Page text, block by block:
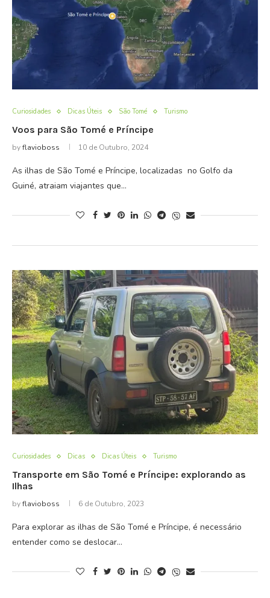
Curiosidades Dicas Úteis São Tomé Turismo
Voos para São Tomé e Príncipe
byflavioboss 10 de Outubro, 2024
As ilhas de São Tomé e Príncipe, localizadas no Golfo da
Guiné, atraiam viajantes que…
Curiosidades Dicas Dicas Úteis Turismo
Transporte em São Tomé e Príncipe: explorando as
Ilhas
byflavioboss 6 de Outubro, 2023
Para explorar as ilhas de São Tomé e Príncipe, é necessário
entender como se deslocar…